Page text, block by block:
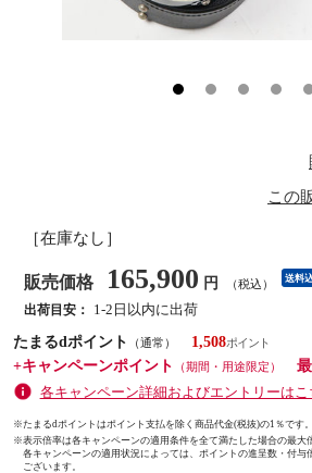
この
［在庫なし］
販売価格 165,900 円 （税込） 送料
出荷目安：
1-2日以内に出荷
たまるdポイント
（通常）
1,508
+キャンペーンポイント
（期間・用途限定）
各キャンペーン詳細およびエントリーはこ
※たまるdポイントはポイント支払を除く商品代金(税抜)の1％です。
※表示倍率は各キャンペーンの適用条件を全て満たした場合の最大
各キャンペーンの適用状況によっては、ポイントの進呈数・付与
ございます。